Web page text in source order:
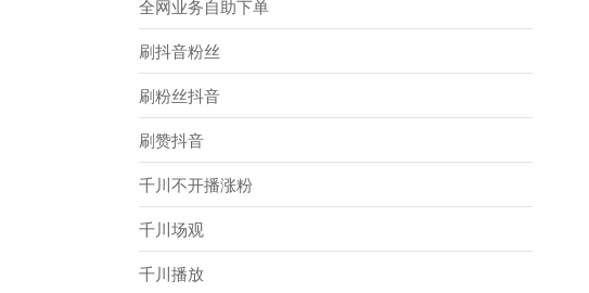
全网业务自助下单
刷抖音粉丝
刷粉丝抖音
刷赞抖音
千川不开播涨粉
千川场观
千川播放